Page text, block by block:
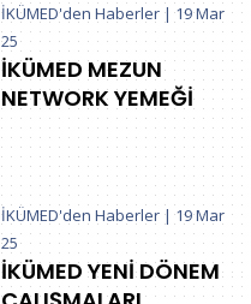
İKÜMED'den Haberler |19 Mar
25
İKÜMED MEZUN
NETWORK YEMEĞİ
İKÜMED'den Haberler |19 Mar
25
İKÜMED YENİ DÖNEM